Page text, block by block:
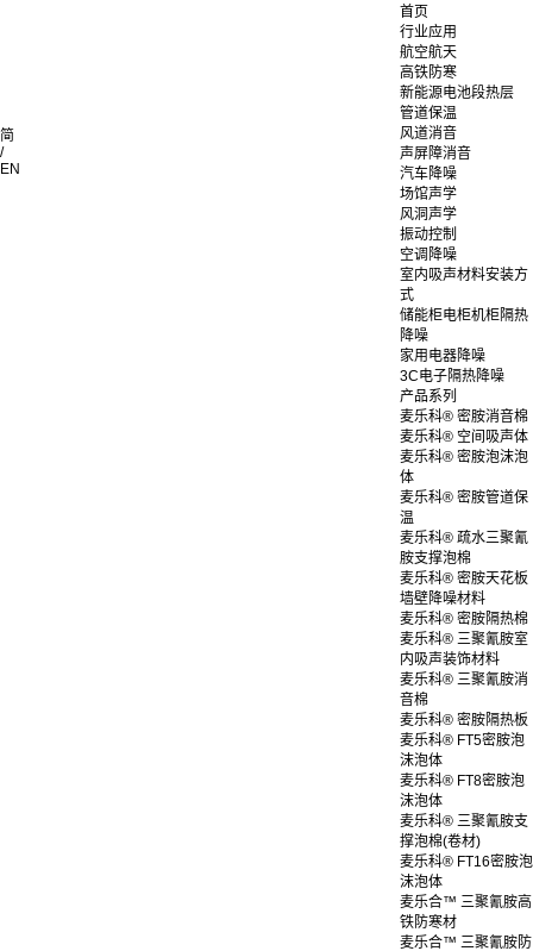
简
/
EN
首页
行业应用
航空航天
高铁防寒
新能源电池段热层
管道保温
风道消音
声屏障消音
汽车降噪
场馆声学
风洞声学
振动控制
空调降噪
室内吸声材料安装方
式
储能柜电柜机柜隔热
降噪
家用电器降噪
3C电子隔热降噪
产品系列
麦乐科® 密胺消音棉
麦乐科® 空间吸声体
麦乐科® 密胺泡沫泡
体
麦乐科® 密胺管道保
温
麦乐科® 疏水三聚氰
胺支撑泡棉
麦乐科® 密胺天花板
墙壁降噪材料
麦乐科® 密胺隔热棉
麦乐科® 三聚氰胺室
内吸声装饰材料
麦乐科® 三聚氰胺消
音棉
麦乐科® 密胺隔热板
麦乐科® FT5密胺泡
沫泡体
麦乐科® FT8密胺泡
沫泡体
麦乐科® 三聚氰胺支
撑泡棉(卷材)
麦乐科® FT16密胺泡
沫泡体
麦乐合™ 三聚氰胺高
铁防寒材
麦乐合™ 三聚氰胺防